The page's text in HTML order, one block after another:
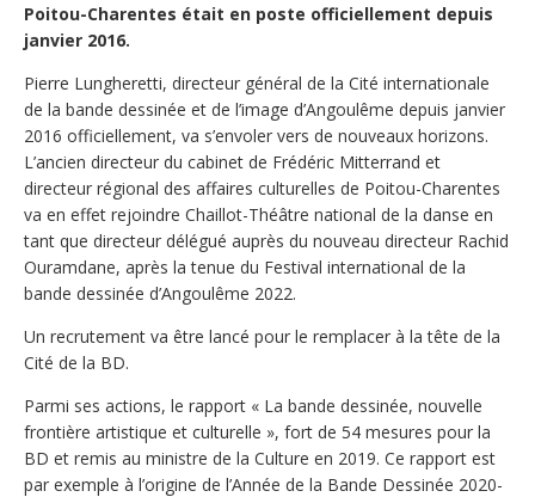
Poitou-Charentes était en poste officiellement depuis
janvier 2016.
Pierre Lungheretti, directeur général de la Cité internationale
de la bande dessinée et de l’image d’Angoulême depuis janvier
2016 officiellement, va s’envoler vers de nouveaux horizons.
L’ancien directeur du cabinet de Frédéric Mitterrand et
directeur régional des affaires culturelles de Poitou-Charentes
va en effet rejoindre Chaillot-Théâtre national de la danse en
tant que directeur délégué auprès du nouveau directeur Rachid
Ouramdane, après la tenue du Festival international de la
bande dessinée d’Angoulême 2022.
Un recrutement va être lancé pour le remplacer à la tête de la
Cité de la BD.
Parmi ses actions, le rapport « La bande dessinée, nouvelle
frontière artistique et culturelle », fort de 54 mesures pour la
BD et remis au ministre de la Culture en 2019. Ce rapport est
par exemple à l’origine de l’Année de la Bande Dessinée 2020-